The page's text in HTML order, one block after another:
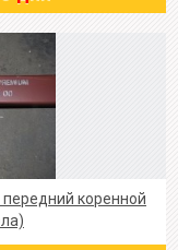
коренной